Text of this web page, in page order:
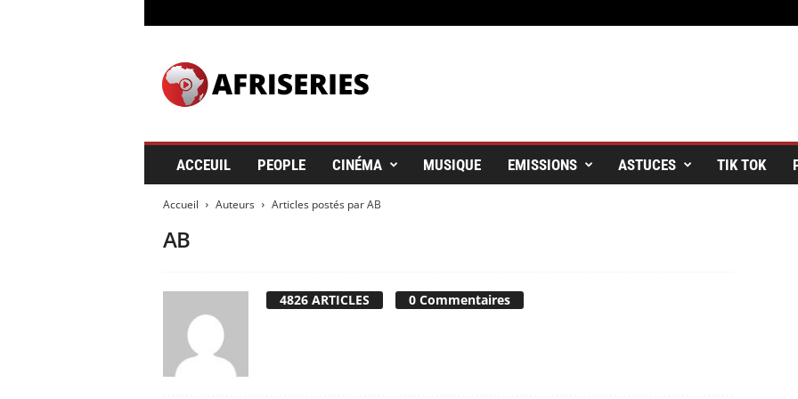
ACCEUIL PEOPLE CINÉMA MUSIQUE EMISSIONS ASTUCES TIK TOK
Accueil Auteurs Articles postés par AB
AB
4826 ARTICLES 0 Commentaires